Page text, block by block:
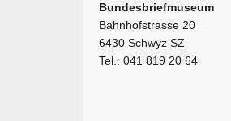
Bundesbriefmuseum
Bahnhofstrasse 20
6430 Schwyz SZ
Tel.: 041 819 20 64